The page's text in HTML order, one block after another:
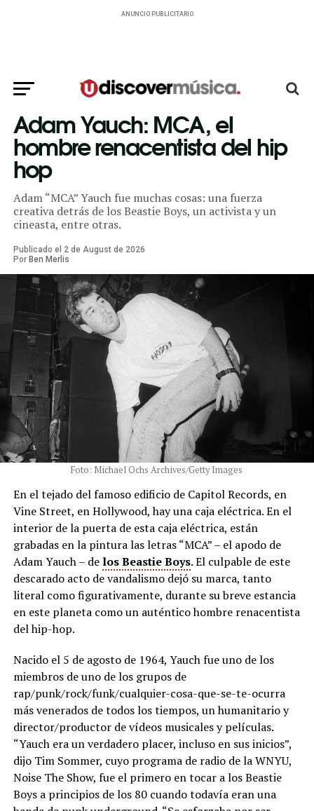
ANUNCIO PUBLICITARIO
Adam Yauch: MCA, el
hombre renacentista del hip
hop
Adam “MCA” Yauch fue muchas cosas: una fuerza
creativa detrás de los Beastie Boys, un activista y un
cineasta, entre otras.
Publicado el 2 de August de 2026
Por Ben Merlis
Foto: Michael Ochs Archives/Getty Images
En el tejado del famoso edificio de Capitol Records, en
Vine Street, en Hollywood, hay una caja eléctrica. En el
interior de la puerta de esta caja eléctrica, están
grabadas en la pintura las letras “MCA” – el apodo de
Adam Yauch – de los Beastie Boys. El culpable de este
descarado acto de vandalismo dejó su marca, tanto
literal como figurativamente, durante su breve estancia
en este planeta como un auténtico hombre renacentista
del hip-hop.
Nacido el 5 de agosto de 1964, Yauch fue uno de los
miembros de uno de los grupos de
rap/punk/rock/funk/cualquier-cosa-que-se-te-ocurra
más venerados de todos los tiempos, un humanitario y
director/productor de vídeos musicales y películas.
“Yauch era un verdadero placer, incluso en sus inicios”,
dijo Tim Sommer, cuyo programa de radio de la WNYU,
Noise The Show, fue el primero en tocar a los Beastie
Boys a principios de los 80 cuando todavía eran una